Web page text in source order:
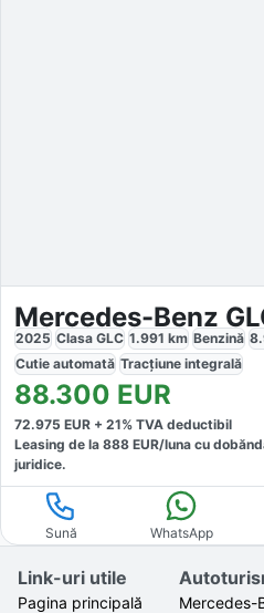
2025 Clasa GLC 1.991 km Benzină
Cutie automată Tracțiune integrală
88.300 EUR
72.975 EUR + 21% TVA deductibil
Leasing de la 888 EUR/luna cu
juridice.
Sună WhatsApp
Link-uri utile
Pagina principală Mercedes-